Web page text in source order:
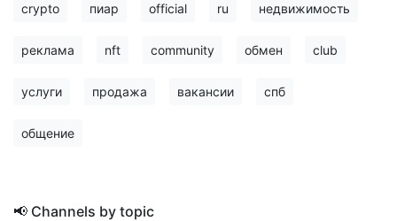
crypto пиар official ru недвижимость
реклама nft community обмен club
услуги продажа вакансии спб
общение
📢 Channels by topic